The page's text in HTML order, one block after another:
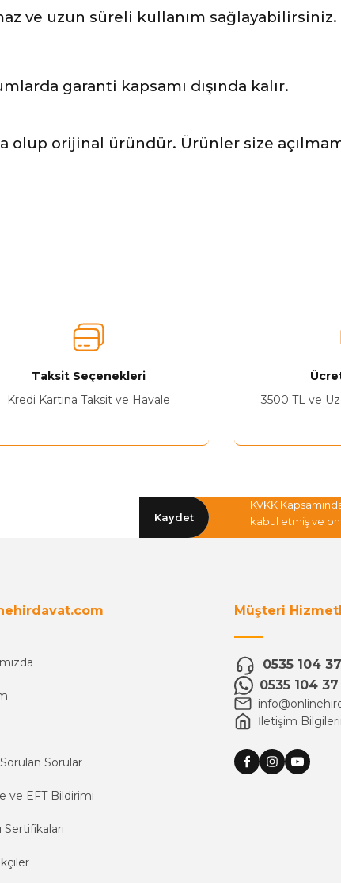
ve uzun süreli kullanım sağlayabilirsiniz.
garanti kapsamı dışında kalır.
orijinal üründür. Ürünler size
Taksit Seçenekleri
Kredi Kartına Taksit ve Havale
3500 TL ve
Kaydet
KVKK
kabul etmiş ve
Sorulan Sorular
ve EFT Bildirimi
Sertifikaları
Müşteri
0535 104
0535 104
İletişim